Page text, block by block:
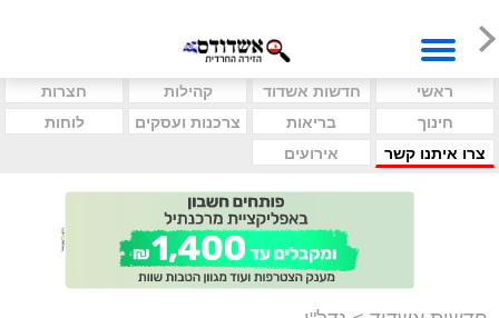
ראשי חדשות אשדוד קהילות
חצרות
חינוך
בריאות צרכנות ועסקים
לוחות
צרו איתנו קשר
אירועים